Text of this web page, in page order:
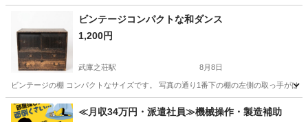
ビンテージコンパクトな和ダンス
1,200円
武庫之荘駅 8月8日
ビンテージの棚 コンパクトなサイズです。 写真の通り1番下の棚の左側の取っ手がは
兵庫 尼崎市 武庫之荘駅 収納家具
≪月収34万円・派遣社員≫機械操作・製造補助